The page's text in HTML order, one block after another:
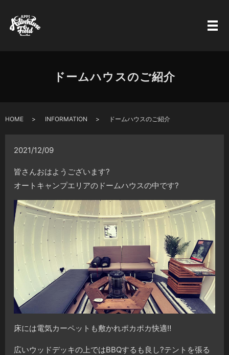
ドームハウスのご紹介
HOME INFORMATION ドームハウスのご紹介
2021/12/09
皆さんおはようございます?
オートキャンプエリアのドームハウスの中です?
床には電気カーペットも敷かれポカポカ快適‼️
広いウッドデッキの上ではBBQするも良し?テントを張る